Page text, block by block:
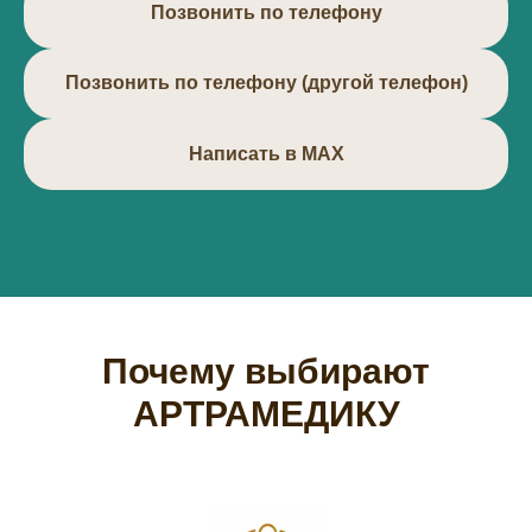
Позвонить по телефону
Позвонить по телефону (другой телефон)
Написать в МАХ
Почему выбирают
АРТРАМЕДИКУ